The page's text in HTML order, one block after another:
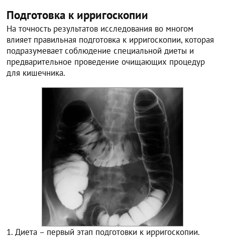
Подготовка к ирригоскопии
На точность результатов исследования во многом
влияет правильная подготовка к ирригоскопии, которая
подразумевает соблюдение специальной диеты и
предварительное проведение очищающих процедур
для кишечника.
1. Диета – первый этап подготовки к ирригоскопии.